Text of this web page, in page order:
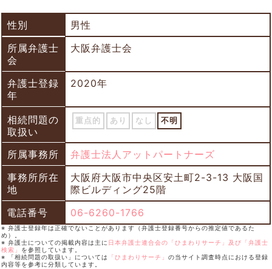
性別
男性
所属弁護士
会
大阪弁護士会
弁護士登録
年
2020年
相続問題の
取扱い
重点的 あり なし 不明
所属事務所
弁護士法人アットパートナーズ
事務所所在
地
大阪府大阪市中央区安土町2-3-13 大阪国
際ビルディング25階
電話番号
06-6260-1766
※ 弁護士登録年は正確でないことがあります（弁護士登録番号からの推定値であるた
め）。
※ 弁護士についての掲載内容は主に 日本弁護士連合会の「ひまわりサーチ」及び「弁護士
検索」 を参照しています。
※ 「相続問題の取扱い」については
「ひまわりサーチ」 の当サイト調査時点における登録
内容等を参考に分類しています。